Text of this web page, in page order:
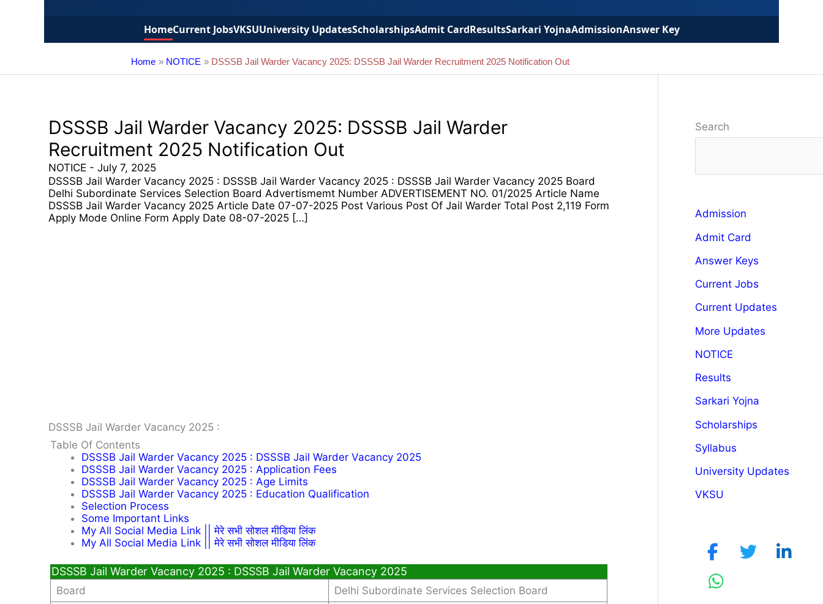
HomeCurrent JobsVKSUUniversity UpdatesScholarshipsAdmit CardResultsSarkari YojnaAdmissionAnswer Key
Home NOTICE DSSSB Jail Warder Vacancy 2025: DSSSB Jail Warder Recruitment 2025 Notification Out
DSSSB Jail Warder Vacancy 2025: DSSSB Jail Warder
Recruitment 2025 Notification Out
NOTICE -July 7, 2025
DSSSB Jail Warder Vacancy 2025 : DSSSB Jail Warder Vacancy 2025 : DSSSB Jail Warder Vacancy 2025 Board
Delhi Subordinate Services Selection Board Advertismemt Number ADVERTISEMENT NO. 01/2025 Article Name
DSSSB Jail Warder Vacancy 2025 Article Date 07-07-2025 Post Various Post Of Jail Warder Total Post 2,119 Form
Apply Mode Online Form Apply Date 08-07-2025 […]
DSSSB Jail Warder Vacancy 2025 :
Table Of Contents
DSSSB Jail Warder Vacancy 2025 : DSSSB Jail Warder Vacancy 2025
DSSSB Jail Warder Vacancy 2025 : Application Fees
DSSSB Jail Warder Vacancy 2025 : Age Limits
DSSSB Jail Warder Vacancy 2025 : Education Qualification
Selection Process
Some Important Links
My All Social Media Link || मेरे सभी सोशल मीडिया लिंक
My All Social Media Link || मेरे सभी सोशल मीडिया लिंक
DSSSB Jail Warder Vacancy 2025 : DSSSB Jail Warder Vacancy 2025
Board
Delhi Subordinate Services Selection Board
Search
Admission
Admit Card
Answer Keys
Current Jobs
Current Updates
More Updates
NOTICE
Results
Sarkari Yojna
Scholarships
Syllabus
University Updates
VKSU